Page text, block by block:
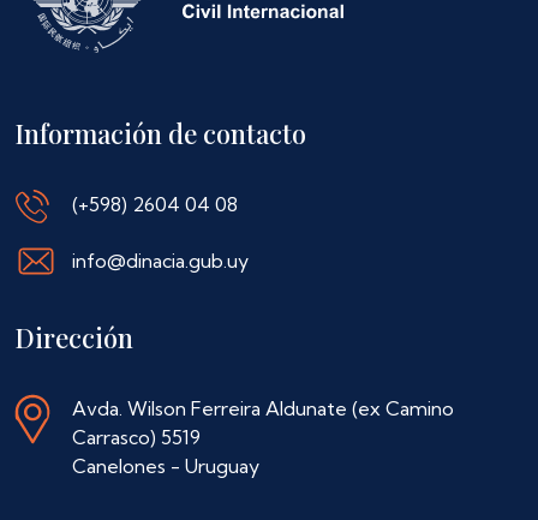
Información de contacto
(+598) 2604 04 08
info@dinacia.gub.uy
Dirección
Avda. Wilson Ferreira Aldunate (ex Camino
Carrasco) 5519
Canelones - Uruguay